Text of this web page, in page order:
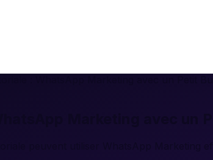
peuvent utiliser WhatsApp Marketing